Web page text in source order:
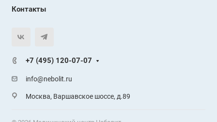
Контакты
+7 (495) 120-07-07
info@nebolit.ru
Москва, Варшавское шоссе, д.89